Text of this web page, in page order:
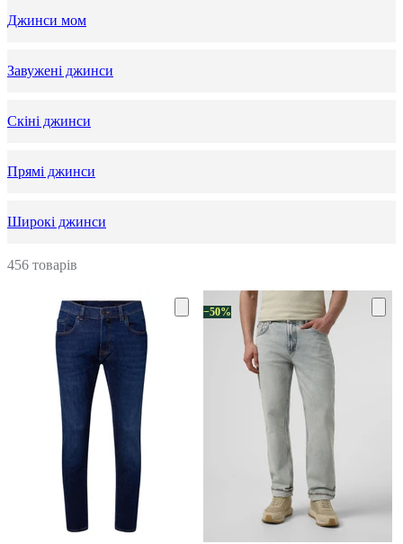
Джинси мом
Завужені джинси
Скіні джинси
Прямі джинси
Широкі джинси
456 товарів
−50%